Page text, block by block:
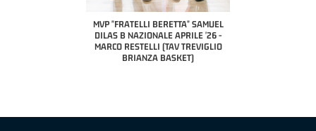
MVP "FRATELLI BERETTA" SAMUEL
DILAS B NAZIONALE APRILE '26 -
MARCO RESTELLI (TAV TREVIGLIO
BRIANZA BASKET)